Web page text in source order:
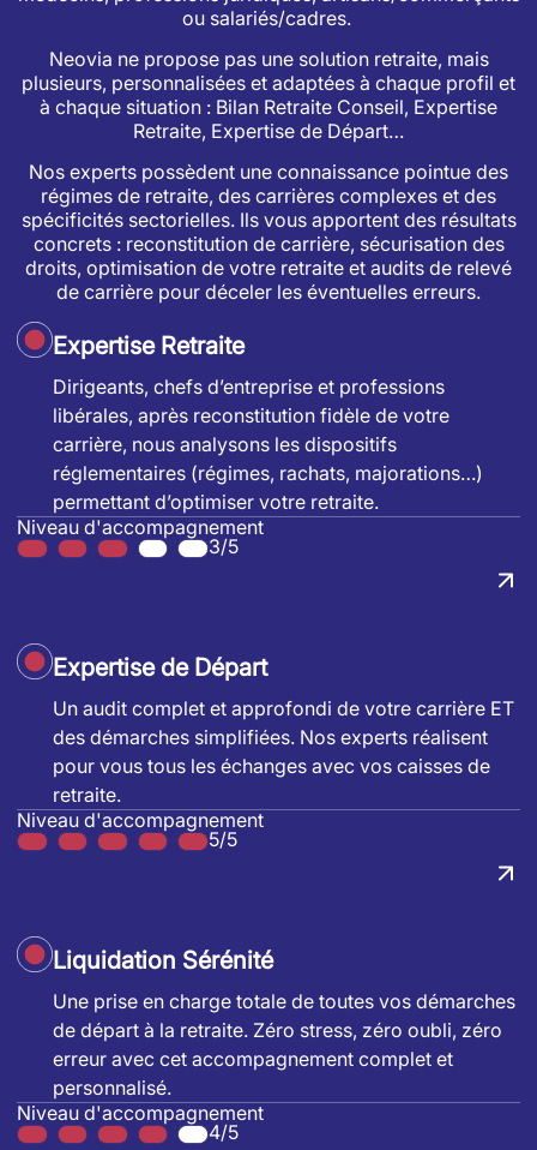
ou salariés/cadres.
Neovia ne propose pas une solution retraite, mais
plusieurs, personnalisées et adaptées à chaque profil et
à chaque situation : Bilan Retraite Conseil, Expertise
Retraite, Expertise de Départ…
Nos experts possèdent une connaissance pointue des
régimes de retraite, des carrières complexes et des
spécificités sectorielles. Ils vous apportent des résultats
concrets : reconstitution de carrière, sécurisation des
droits, optimisation de votre retraite et audits de relevé
de carrière pour déceler les éventuelles erreurs.
Expertise Retraite
Dirigeants, chefs d’entreprise et professions
libérales, après reconstitution fidèle de votre
carrière, nous analysons les dispositifs
réglementaires (régimes, rachats, majorations…)
permettant d’optimiser votre retraite.
Niveau d'accompagnement
3/5
Expertise de Départ
Un audit complet et approfondi de votre carrière ET
des démarches simplifiées. Nos experts réalisent
pour vous tous les échanges avec vos caisses de
retraite.
Niveau d'accompagnement
5/5
Liquidation Sérénité
Une prise en charge totale de toutes vos démarches
de départ à la retraite. Zéro stress, zéro oubli, zéro
erreur avec cet accompagnement complet et
personnalisé.
Niveau d'accompagnement
4/5